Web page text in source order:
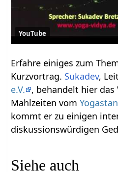
YouTube
Erfahre einiges zum Thema
Kurzvortrag. Sukadev,
e.V.
, behandelt hier
Mahlzeiten‏‎ vom
kommt er zu einigen
diskussionswürdigen
Siehe auch